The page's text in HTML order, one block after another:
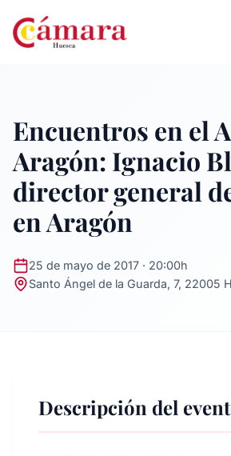
Encuentros en el
Aragón: Ignacio
director general
en Aragón
25 de mayo de 2017 · 20:00h
Santo Ángel de la Guarda, 7, 22005
Descripción del